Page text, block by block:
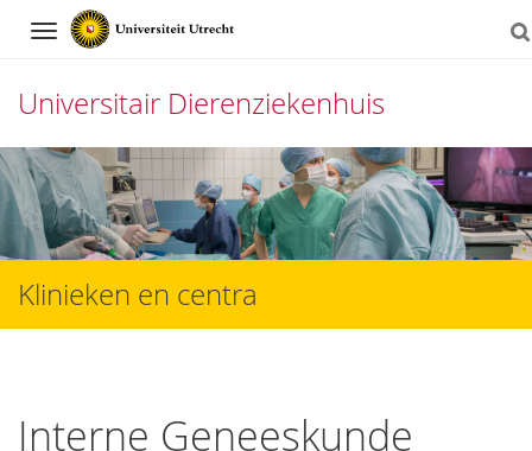
Navigation
Universitair Dierenziekenhuis
Direct
naar
het
inhoud
Klinieken en centra
Interne Geneeskunde